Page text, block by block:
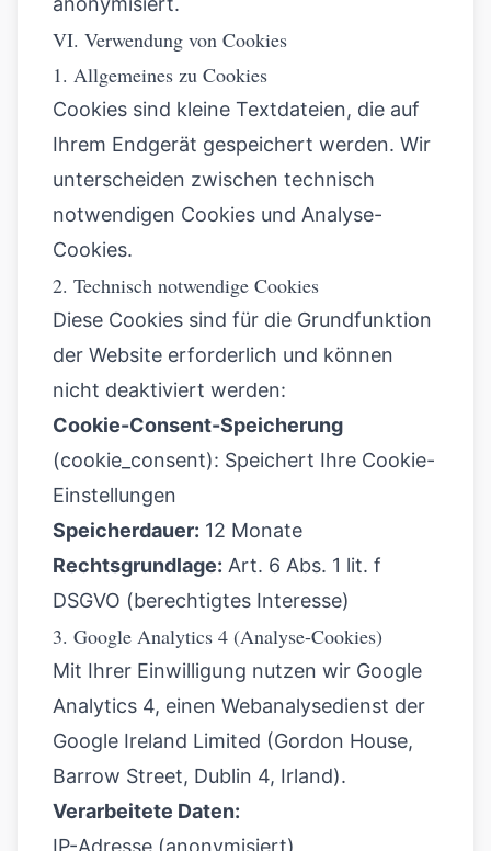
VI. Verwendung von Cookies
1. Allgemeines zu Cookies
Cookies sind kleine Textdateien, die auf
Ihrem Endgerät gespeichert werden. Wir
unterscheiden zwischen technisch
notwendigen Cookies und Analyse-
Cookies.
2. Technisch notwendige Cookies
Diese Cookies sind für die Grundfunktion
der Website erforderlich und können
nicht deaktiviert werden:
Cookie-Consent-Speicherung
(cookie_consent): Speichert Ihre Cookie-
Einstellungen
Speicherdauer: 12 Monate
Rechtsgrundlage: Art. 6 Abs. 1 lit. f
DSGVO (berechtigtes Interesse)
3. Google Analytics 4 (Analyse-Cookies)
Mit Ihrer Einwilligung nutzen wir Google
Analytics 4, einen Webanalysedienst der
Google Ireland Limited (Gordon House,
Barrow Street, Dublin 4, Irland).
Verarbeitete Daten:
IP-Adresse (anonymisiert)